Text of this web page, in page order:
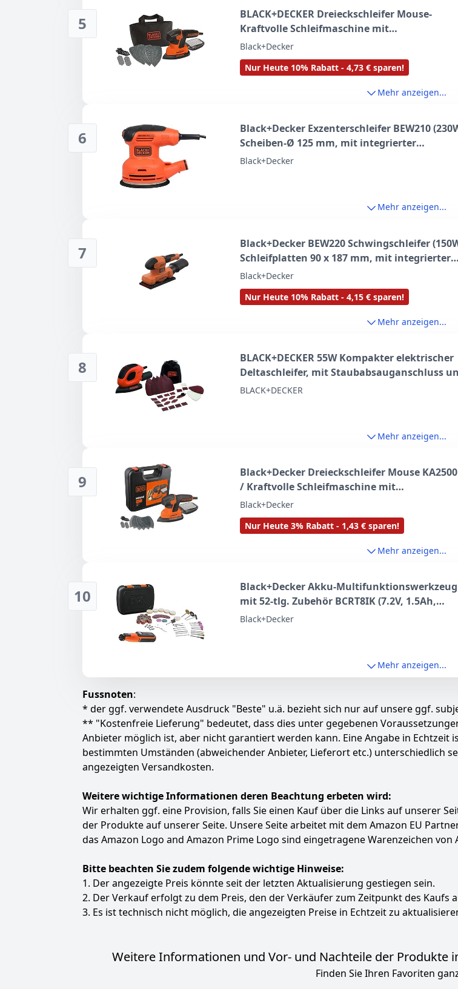
5
BLACK+DECKER Dreieckschleifer Mouse-
Kraftvolle Schleifmaschine mit
Staubfangbehälter inkl. Mikrofilter - Für das
Abschleifen selbst an schwer zugänglichen
Stellen - 1 x Schleifer 120 W - KA2000
Black+Decker
Nur Heute 10% Rabatt - 4,73 € sparen!
Mehr anzeigen...
6
Black+Decker Exzenterschleifer BEW210
Scheiben-Ø 125 mm, mit integrierter
Staubabsaugung, zum Schleifen/Polieren,
Black+Decker
Mehr anzeigen...
7
Black+Decker BEW220 Schwingschleifer
Schleifplatten 90 x 187 mm, mit integrierter
Staubabsaugung, zum Schleifen/Polieren von
großen Flächen, inkl. 1 Schleifpapier K100),
Cranberry
Black+Decker
Nur Heute 10% Rabatt - 4,15 € sparen!
Mehr anzeigen...
8
BLACK+DECKER 55W Kompakter elektrischer
Deltaschleifer, mit Staubabsauganschluss
15 Zubehörteilen, inklusive Schleifblättern,
BLACK+DECKER
Mehr anzeigen...
9
Black+Decker Dreieckschleifer Mouse
/ Kraftvolle Schleifmaschine mit
Staubfangbehälter inkl. Mikrofilter/Für das
Abschleifen selbst an schwer zugänglichen
Stellen / 1 x Schleifer 120 W
Black+Decker
Nur Heute 3% Rabatt - 1,43 € sparen!
Mehr anzeigen...
10
Black+Decker Akku-Multifunktionswerkzeug
mit 52-tlg. Zubehör BCRT8IK (7.2V, 1.5Ah,
Universal-Feinbohrschleifer mit Licht, zum
Black+Decker
Mehr anzeigen...
Fussnoten:
* der ggf. verwendete Ausdruck "Beste" u.ä. bezieht sich nur auf unsere ggf.
** "Kostenfreie Lieferung" bedeutet, dass dies unter gegebenen
Anbieter möglich ist, aber nicht garantiert werden kann. Eine Angabe in
bestimmten Umständen (abweichender Anbieter, Lieferort etc.) unterschiedlich
angezeigten Versandkosten.
Weitere wichtige Informationen deren Beachtung erbeten wird:
Wir erhalten ggf. eine Provision, falls Sie einen Kauf über die Links auf unserer
der Produkte auf unserer Seite. Unsere Seite arbeitet mit dem Amazon EU
das Amazon Logo and Amazon Prime Logo sind eingetragene Warenzeichen
Bitte beachten Sie zudem folgende wichtige Hinweise:
1. Der angezeigte Preis könnte seit der letzten Aktualisierung gestiegen sein.
2. Der Verkauf erfolgt zu dem Preis, den der Verkäufer zum Zeitpunkt des Kaufs
3. Es ist technisch nicht möglich, die angezeigten Preise in Echtzeit zu
Weitere Informationen und Vor- und Nachteile der Produkte
Finden Sie Ihren Favoriten